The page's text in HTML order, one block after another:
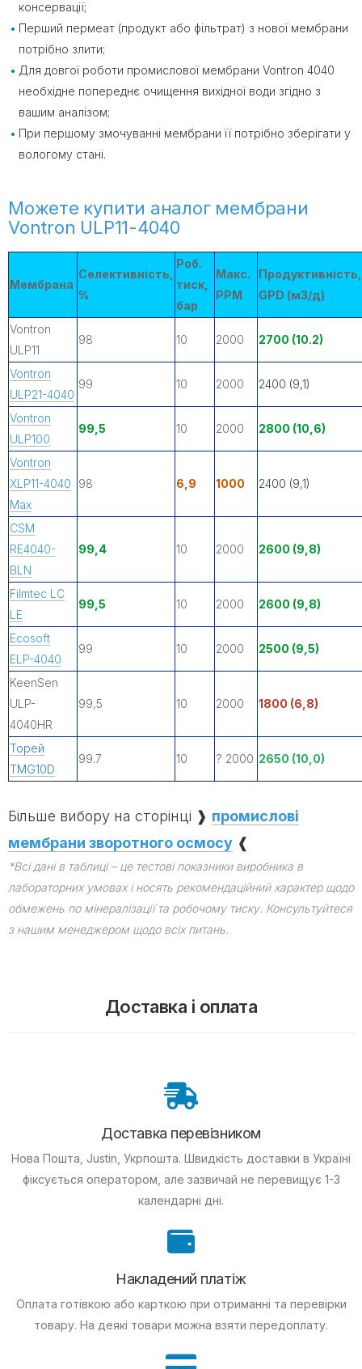
консервації;
Перший пермеат (продукт або фільтрат) з нової мембрани
потрібно злити;
Для довгої роботи промислової мембрани Vontron 4040
необхідне попереднє очищення вихідної води згідно з
вашим аналізом;
При першому змочуванні мембрани її потрібно зберігати у
вологому стані.
Можете купити аналог мембрани
Vontron ULP11-4040
Мембрана
Селективність,
%
Роб.
тиск,
бар
Макс.
PPM
Продуктивність,
GPD (м3/д)
Vontron
ULP11
98 10 2000 2700 (10.2)
Vontron
ULP21-4040
99 10 2000 2400 (9,1)
Vontron
ULP100
99,5 10 2000 2800 (10,6)
Vontron
XLP11-4040
Max
98 6,9 1000 2400 (9,1)
CSM
RE4040-
BLN
99,4 10 2000 2600 (9,8)
Filmtec LC
LE
99,5 10 2000 2600 (9,8)
Ecosoft
ELP-4040
99 10 2000 2500 (9,5)
KeenSen
ULP-
4040HR
99,5 10 2000 1800 (6,8)
Торей
TMG10D
99.7 10 ? 2000 2650 (10,0)
Більше вибору на сторінці ❱ промислові
мембрани зворотного осмосу ❰
*Всі дані в таблиці – це тестові показники виробника в
лабораторних умовах і носять рекомендаційний характер щодо
обмежень по мінералізації та робочому тиску. Консультуйтеся
з нашим менеджером щодо всіх питань.
Доставка і оплата
Доставка перевізником
Нова Пошта, Justin, Укрпошта. Швидкість доставки в Україні
фіксується оператором, але зазвичай не перевищує 1-3
календарні дні.
Накладений платіж
Оплата готівкою або карткою при отриманні та перевірки
товару. На деякі товари можна взяти передоплату.